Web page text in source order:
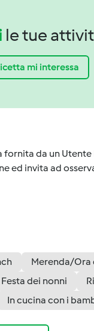
le tue
mi interessa
da un
ed invita ad
Merenda/Ora
Festa dei nonni
In cucina con i